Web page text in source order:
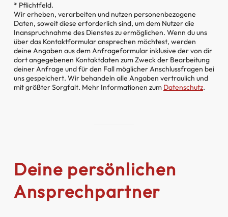
* Pflichtfeld.
Wir erheben, verarbeiten und nutzen personenbezogene
Daten, soweit diese erforderlich sind, um dem Nutzer die
Inanspruchnahme des Dienstes zu ermöglichen. Wenn du uns
über das Kontaktformular ansprechen möchtest, werden
deine Angaben aus dem Anfrageformular inklusive der von dir
dort angegebenen Kontaktdaten zum Zweck der Bearbeitung
deiner Anfrage und für den Fall möglicher Anschlussfragen bei
uns gespeichert. Wir behandeln alle Angaben vertraulich und
mit größter Sorgfalt. Mehr Informationen zum Datenschutz.
Deine persönlichen
Ansprechpartner